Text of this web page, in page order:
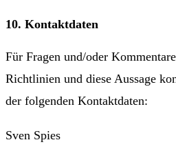
10. Kontaktdaten
Für Fragen und/oder
Richtlinien und diese Aussage
der folgenden Kontaktdaten:
Sven Spies